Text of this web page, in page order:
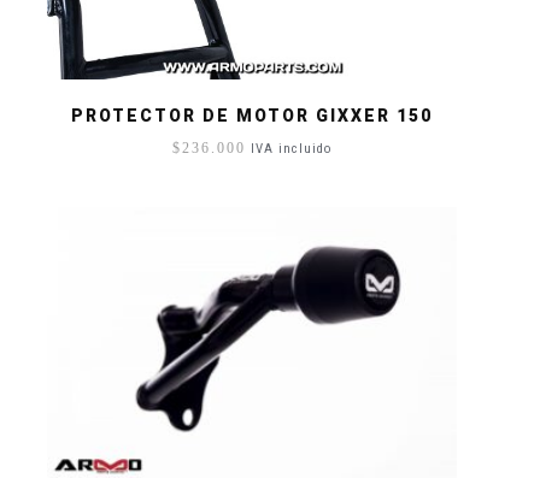
PROTECTOR DE MOTOR GIXXER 150
$ 236.000 IVA incluido